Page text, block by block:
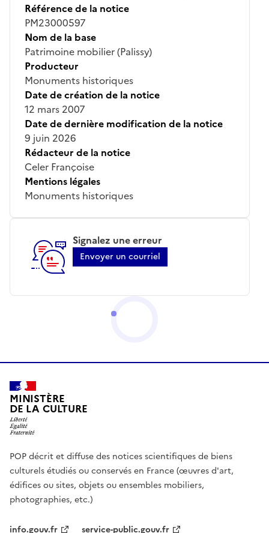
Référence de la notice
PM23000597
Nom de la base
Patrimoine mobilier (Palissy)
Producteur
Monuments historiques
Date de création de la notice
12 mars 2007
Date de dernière modification de la notice
9 juin 2026
Rédacteur de la notice
Celer Françoise
Mentions légales
Monuments historiques
Signalez une erreur
Envoyer un courriel
MINISTÈRE
DE LA CULTURE
POP décrit et diffuse des notices scientifiques de biens
culturels étudiés ou conservés en France (œuvres d'art,
édifices ou sites, objets ou ensembles mobiliers,
photographies, etc.)
info.gouv.fr service-public.gouv.fr